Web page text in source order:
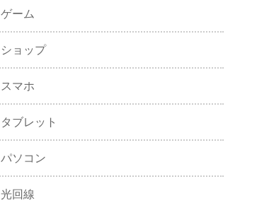
ゲーム
ショップ
スマホ
タブレット
パソコン
光回線